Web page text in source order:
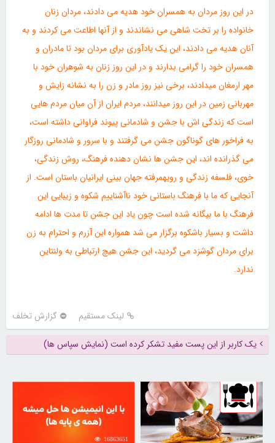
در این روز مردان به همسران خود هدیه می دادند، مردان زنان
خانواده را بر تخت شاهی می نشاندند و از آنها اطاعت می کردند و به
آنان هدیه می دادند، این یک یادآوری برای مردان بود تا مادران و
همسران خود را گرامی بدارند و در این روز زنان به شوهران خود با
مهر ارمغان میدادند، برخی نیز روز مادر و زن را به نشانه زایش و
مهربانی زمین در این روز میدانند، مردم ایران از آن میان مردم هایی
است که زندگی اش با جشن و شادمانی پیوند فراوانی داشته است،
به فراخور های گوناگون جشن می گرفتند و با سرور و شادمانی روزگار
می گذرانده اند، این جشن ها نشان دهنده فرهنگ، روش زندگی،
خوی، فلسفه زندگی و رویهمرفته جهان بینی ایرانیان باستان است. از
آنجایی که ما با فرهنگ باستانی خود ناآشناییم شکوه و زیبایی این
فرهنگ با ما بیگانه شده است چون یاد این جشن تا مدت ها ادامه
داشت و بسیار باشکوه برگزار می شد همواره این آزرم و احترام به زن
برای مردان گوشزد می گردید، این جشن هیچ ارتباطی به ولنتاین
ندارد.
لینک مستقیم گزارش تخلف
یک کاربر از این پست مفید تشکر کرده است (نمایش سپاس ها)
30250446
16863651